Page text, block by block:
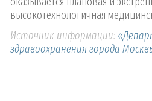
высокотехнологичная
Источник информации:
здравоохранения города